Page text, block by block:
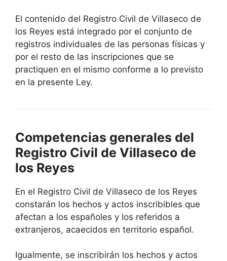
El contenido del Registro Civil de Villaseco de
los Reyes está integrado por el conjunto de
registros individuales de las personas físicas y
por el resto de las inscripciones que se
practiquen en el mismo conforme a lo previsto
en la presente Ley.
Competencias generales del
Registro Civil de Villaseco de
los Reyes
En el Registro Civil de Villaseco de los Reyes
constarán los hechos y actos inscribibles que
afectan a los españoles y los referidos a
extranjeros, acaecidos en territorio español.
Igualmente, se inscribirán los hechos y actos